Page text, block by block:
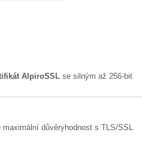
AlpiroSSL se silným až 256-bit
maximální důvěryhodnost s TLS/SSL